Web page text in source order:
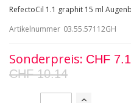
RefectoCil 1.1 graphit 15 ml
Artikelnummer 03.55.57112GH
Sonderpreis CHF
CHF 10.14